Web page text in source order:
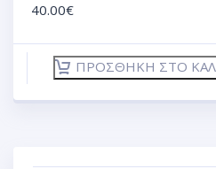
40.00€
ΠΡΟΣΘΉΚΗ ΣΤΟ